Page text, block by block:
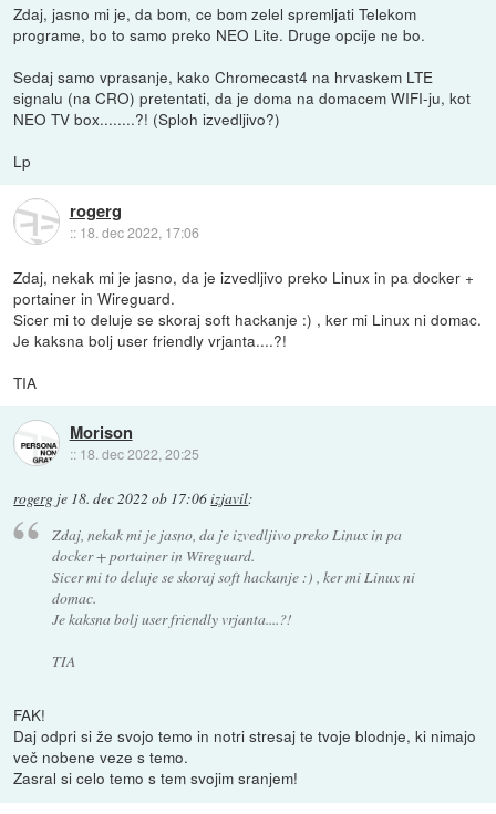
Zdaj, jasno mi je, da bom, ce bom zelel spremljati Telekom
programe, bo to samo preko NEO Lite. Druge opcije ne bo.
Sedaj samo vprasanje, kako Chromecast4 na hrvaskem LTE
signalu (na CRO) pretentati, da je doma na domacem WIFI-ju, kot
NEO TV box........?! (Sploh izvedljivo?)
Lp
rogerg
:: 18. dec 2022, 17:06
Zdaj, nekak mi je jasno, da je izvedljivo preko Linux in pa docker +
portainer in Wireguard.
Sicer mi to deluje se skoraj soft hackanje :) , ker mi Linux ni domac.
Je kaksna bolj user friendly vrjanta....?!
TIA
Morison
:: 18. dec 2022, 20:25
rogerg je 18. dec 2022 ob 17:06izjavil:
Zdaj, nekak mi je jasno, da je izvedljivo preko Linux in pa
docker + portainer in Wireguard.
Sicer mi to deluje se skoraj soft hackanje :) , ker mi Linux ni
domac.
Je kaksna bolj user friendly vrjanta....?!
TIA
FAK!
Daj odpri si že svojo temo in notri stresaj te tvoje blodnje, ki nimajo
več nobene veze s temo.
Zasral si celo temo s tem svojim sranjem!